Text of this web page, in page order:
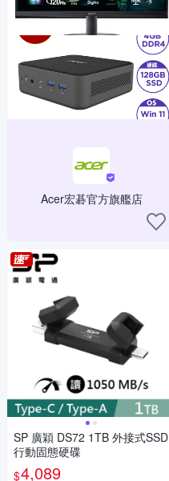
Acer宏碁官方旗艦店
SP 廣穎 DS72 1TB 外接式SSD
行動固態硬碟
$4,089